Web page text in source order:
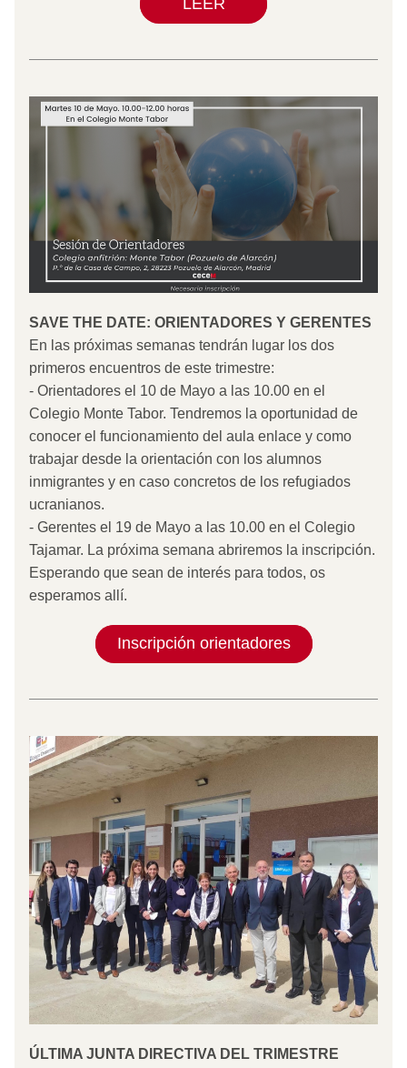
LEER
SAVE THE DATE: ORIENTADORES Y GERENTES
En las próximas semanas tendrán lugar los dos
primeros encuentros de este trimestre:
- Orientadores el 10 de Mayo a las 10.00 en el
Colegio Monte Tabor. Tendremos la oportunidad de
conocer el funcionamiento del aula enlace y como
trabajar desde la orientación con los alumnos
inmigrantes y en caso concretos de los refugiados
ucranianos.
- Gerentes el 19 de Mayo a las 10.00 en el Colegio
Tajamar. La próxima semana abriremos la inscripción.
Esperando que sean de interés para todos, os
esperamos allí.
Inscripción orientadores
ÚLTIMA JUNTA DIRECTIVA DEL TRIMESTRE